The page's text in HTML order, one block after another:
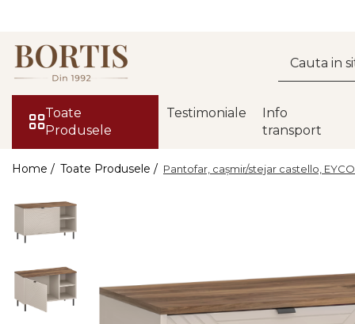
Toate Produsele
Fotolii balansoar/relaxante
Canapele
Comode lux-ultramoderne
Comode stil clasic/rustic
Fotolii extensibile
Masute de cafea
Toate
Produsele
Testimoniale
Info
transport
Home / Toate Produsele / Pantofar, caşmir/stejar castello, EYCO